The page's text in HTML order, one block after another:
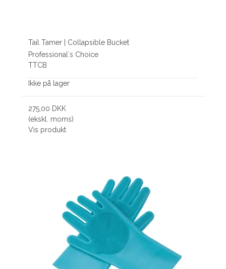
Tail Tamer | Collapsible Bucket
Professional´s Choice
TTCB
Ikke på lager
275,00 DKK
(ekskl. moms)
Vis produkt